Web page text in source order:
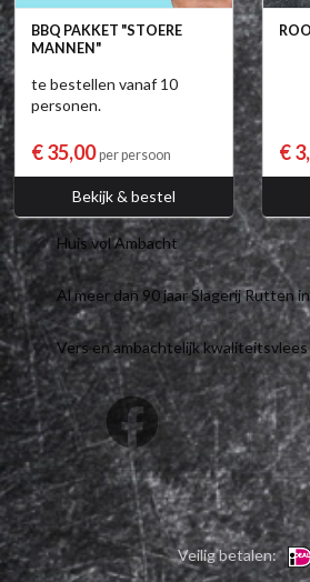
BBQ PAKKET "STOERE
MANNEN"
te bestellen vanaf 10
personen.
€ 35,00per persoon
Bekijk & bestel
€
Huis vol Ambacht
Al meer dan 90 jaar Slagerij Rutten
Vers en ambachtelijk kwaliteitsvlees
Veilig betalen: